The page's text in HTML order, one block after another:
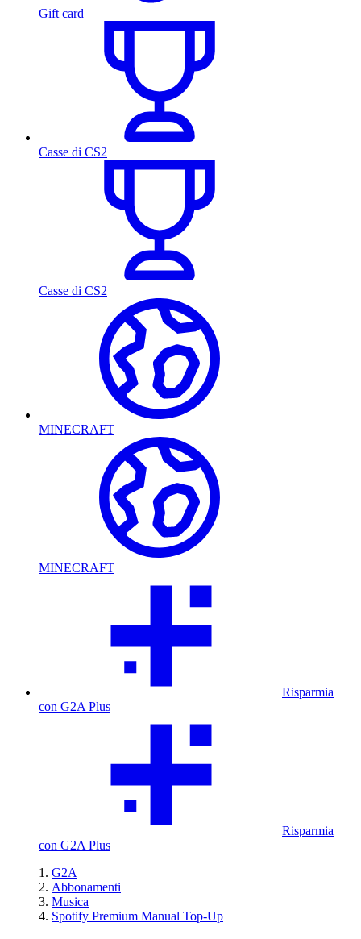
Gift card
Casse di CS2
Casse di CS2
MINECRAFT
MINECRAFT
Risparmia
con G2A Plus
Risparmia
con G2A Plus
G2A
Abbonamenti
Musica
Spotify Premium Manual Top-Up